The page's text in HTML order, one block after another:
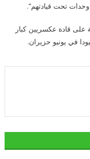
وحدات تحت قيادتهم“.
على قادة عكسريين كبار
في يونيو حزيران.